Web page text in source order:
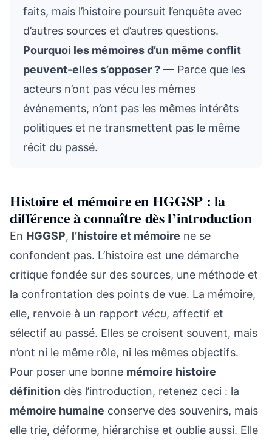
faits, mais l’histoire poursuit l’enquête avec
d’autres sources et d’autres questions.
Pourquoi les mémoires d’un même conflit
peuvent-elles s’opposer ? — Parce que les
acteurs n’ont pas vécu les mêmes
événements, n’ont pas les mêmes intérêts
politiques et ne transmettent pas le même
récit du passé.
Histoire et mémoire en HGGSP : la
différence à connaître dès l’introduction
En HGGSP, l’histoire et mémoire ne se
confondent pas. L’histoire est une démarche
critique fondée sur des sources, une méthode et
la confrontation des points de vue. La mémoire,
elle, renvoie à un rapport vécu, affectif et
sélectif au passé. Elles se croisent souvent, mais
n’ont ni le même rôle, ni les mêmes objectifs.
Pour poser une bonne mémoire histoire
définition dès l’introduction, retenez ceci : la
mémoire humaine conserve des souvenirs, mais
elle trie, déforme, hiérarchise et oublie aussi. Elle